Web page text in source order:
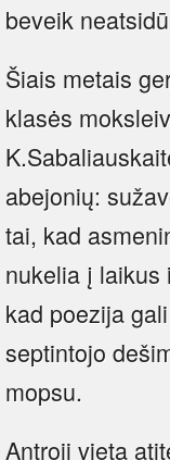
beveik
Šiais metais
klasės
abejonių:
tai, kad
nukelia į laikus
kad poezija
septintojo
mopsu.
Antroji vieta